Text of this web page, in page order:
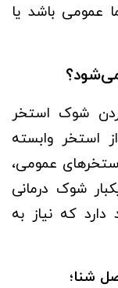
عمومی باشد یا
شوک استخر
استخر وابسته
عمومی،
شوک درمانی
که نیاز به
شنا؛